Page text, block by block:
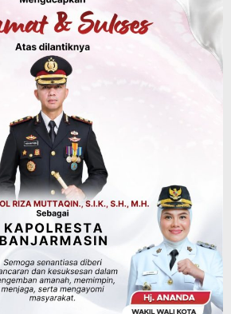
DPRD Balangan, Kapolres
Perkuat Koordinasi
Bekali Pokdarwis
BASARNAS Tabalong